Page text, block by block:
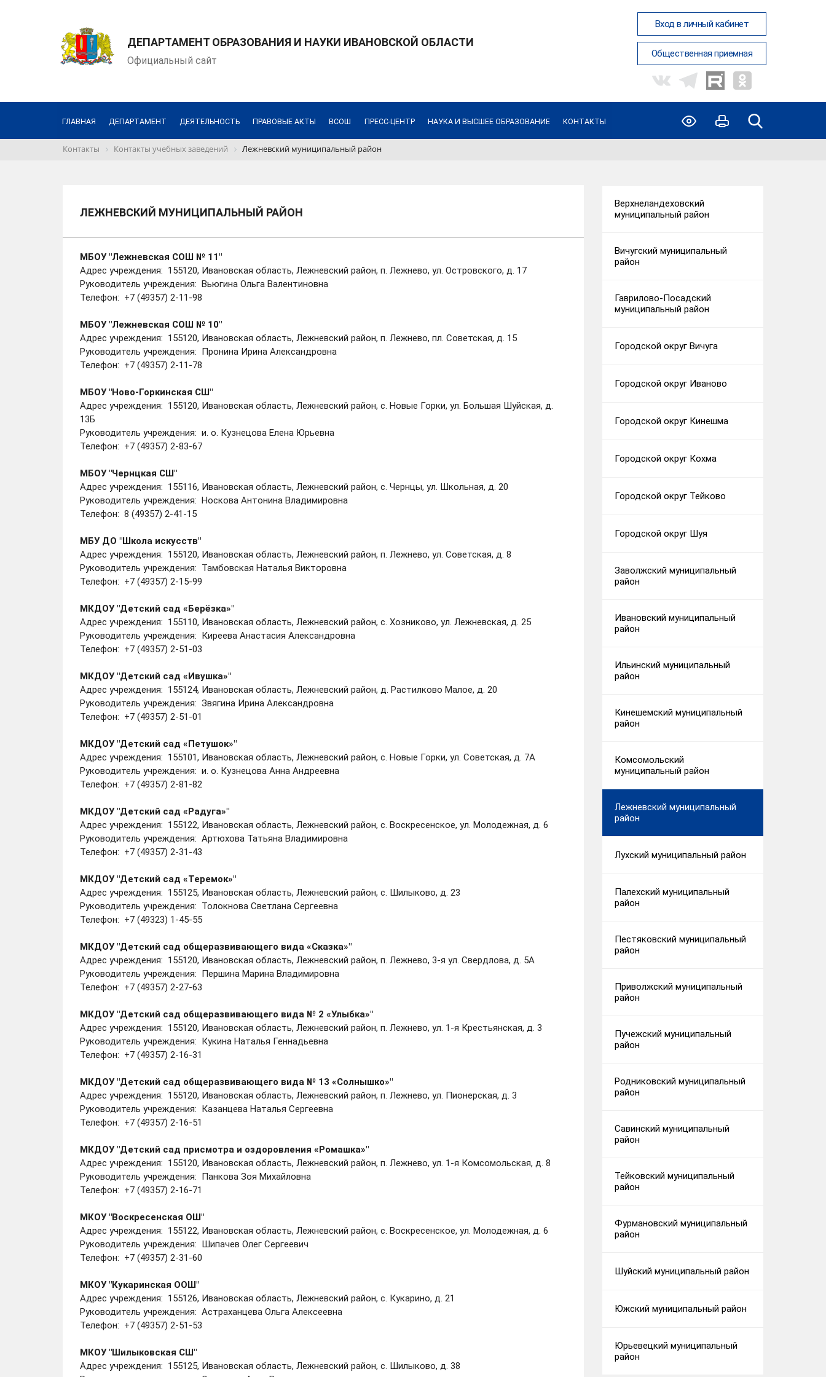
ДЕПАРТАМЕНТ ОБРАЗОВАНИЯ И НАУКИ ИВАНОВСКОЙ ОБЛАСТИ
Официальный сайт
Вход в личный кабинет
Общественная приемная
ГЛАВНАЯ ДЕПАРТАМЕНТ ДЕЯТЕЛЬНОСТЬ ПРАВОВЫЕ АКТЫ ВСОШ ПРЕСС-ЦЕНТР НАУКА И ВЫСШЕЕ ОБРАЗОВАНИЕ КОНТАКТЫ
Контакты Контакты учебных заведений Лежневский муниципальный район
ЛЕЖНЕВСКИЙ МУНИЦИПАЛЬНЫЙ РАЙОН
МБОУ "Лежневская СОШ № 11"
Адрес учреждения: 155120, Ивановская область, Лежневский район, п. Лежнево, ул. Островского, д. 17
Руководитель учреждения: Вьюгина Ольга Валентиновна
Телефон: +7 (49357) 2-11-98
МБОУ "Лежневская СОШ № 10"
Адрес учреждения: 155120, Ивановская область, Лежневский район, п. Лежнево, пл. Советская, д. 15
Руководитель учреждения: Пронина Ирина Александровна
Телефон: +7 (49357) 2-11-78
МБОУ "Ново-Горкинская СШ"
Адрес учреждения: 155120, Ивановская область, Лежневский район, с. Новые Горки, ул. Большая Шуйская, д.
13Б
Руководитель учреждения: и. о. Кузнецова Елена Юрьевна
Телефон: +7 (49357) 2-83-67
МБОУ "Чернцкая СШ"
Адрес учреждения: 155116, Ивановская область, Лежневский район, с. Чернцы, ул. Школьная, д. 20
Руководитель учреждения: Носкова Антонина Владимировна
Телефон: 8 (49357) 2-41-15
МБУ ДО "Школа искусств"
Адрес учреждения: 155120, Ивановская область, Лежневский район, п. Лежнево, ул. Советская, д. 8
Руководитель учреждения: Тамбовская Наталья Викторовна
Телефон: +7 (49357) 2-15-99
МКДОУ "Детский сад «Берёзка»"
Адрес учреждения: 155110, Ивановская область, Лежневский район, с. Хозниково, ул. Лежневская, д. 25
Руководитель учреждения: Киреева Анастасия Александровна
Телефон: +7 (49357) 2-51-03
МКДОУ "Детский сад «Ивушка»"
Адрес учреждения: 155124, Ивановская область, Лежневский район, д. Растилково Малое, д. 20
Руководитель учреждения: Звягина Ирина Александровна
Телефон: +7 (49357) 2-51-01
МКДОУ "Детский сад «Петушок»"
Адрес учреждения: 155101, Ивановская область, Лежневский район, с. Новые Горки, ул. Советская, д. 7А
Руководитель учреждения: и. о. Кузнецова Анна Андреевна
Телефон: +7 (49357) 2-81-82
МКДОУ "Детский сад «Радуга»"
Адрес учреждения: 155122, Ивановская область, Лежневский район, с. Воскресенское, ул. Молодежная, д. 6
Руководитель учреждения: Артюхова Татьяна Владимировна
Телефон: +7 (49357) 2-31-43
МКДОУ "Детский сад «Теремок»"
Адрес учреждения: 155125, Ивановская область, Лежневский район, с. Шилыково, д. 23
Руководитель учреждения: Толокнова Светлана Сергеевна
Телефон: +7 (49323) 1-45-55
МКДОУ "Детский сад общеразвивающего вида «Сказка»"
Адрес учреждения: 155120, Ивановская область, Лежневский район, п. Лежнево, 3-я ул. Свердлова, д. 5А
Руководитель учреждения: Першина Марина Владимировна
Телефон: +7 (49357) 2-27-63
МКДОУ "Детский сад общеразвивающего вида № 2 «Улыбка»"
Адрес учреждения: 155120, Ивановская область, Лежневский район, п. Лежнево, ул. 1-я Крестьянская, д. 3
Руководитель учреждения: Кукина Наталья Геннадьевна
Телефон: +7 (49357) 2-16-31
МКДОУ "Детский сад общеразвивающего вида № 13 «Солнышко»"
Адрес учреждения: 155120, Ивановская область, Лежневский район, п. Лежнево, ул. Пионерская, д. 3
Руководитель учреждения: Казанцева Наталья Сергеевна
Телефон: +7 (49357) 2-16-51
МКДОУ "Детский сад присмотра и оздоровления «Ромашка»"
Адрес учреждения: 155120, Ивановская область, Лежневский район, п. Лежнево, ул. 1-я Комсомольская, д. 8
Руководитель учреждения: Панкова Зоя Михайловна
Телефон: +7 (49357) 2-16-71
МКОУ "Воскресенская ОШ"
Адрес учреждения: 155122, Ивановская область, Лежневский район, с. Воскресенское, ул. Молодежная, д. 6
Руководитель учреждения: Шипачев Олег Сергеевич
Телефон: +7 (49357) 2-31-60
МКОУ "Кукаринская ООШ"
Адрес учреждения: 155126, Ивановская область, Лежневский район, с. Кукарино, д. 21
Руководитель учреждения: Астраханцева Ольга Алексеевна
Телефон: +7 (49357) 2-51-53
МКОУ "Шилыковская СШ"
Адрес учреждения: 155125, Ивановская область, Лежневский район, с. Шилыково, д. 38
Верхнеландеховский
муниципальный район
Вичугский муниципальный
район
Гаврилово-Посадский
муниципальный район
Городской округ Вичуга
Городской округ Иваново
Городской округ Кинешма
Городской округ Кохма
Городской округ Тейково
Городской округ Шуя
Заволжский муниципальный
район
Ивановский муниципальный
район
Ильинский муниципальный
район
Кинешемский муниципальный
район
Комсомольский
муниципальный район
Лежневский муниципальный
район
Лухский муниципальный район
Палехский муниципальный
район
Пестяковский муниципальный
район
Приволжский муниципальный
район
Пучежский муниципальный
район
Родниковский муниципальный
район
Савинский муниципальный
район
Тейковский муниципальный
район
Фурмановский муниципальный
район
Шуйский муниципальный район
Южский муниципальный район
Юрьевецкий муниципальный
район